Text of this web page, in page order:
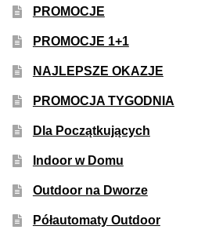
PROMOCJE
PROMOCJE 1+1
NAJLEPSZE OKAZJE
PROMOCJA TYGODNIA
Dla Początkujących
Indoor w Domu
Outdoor na Dworze
Półautomaty Outdoor